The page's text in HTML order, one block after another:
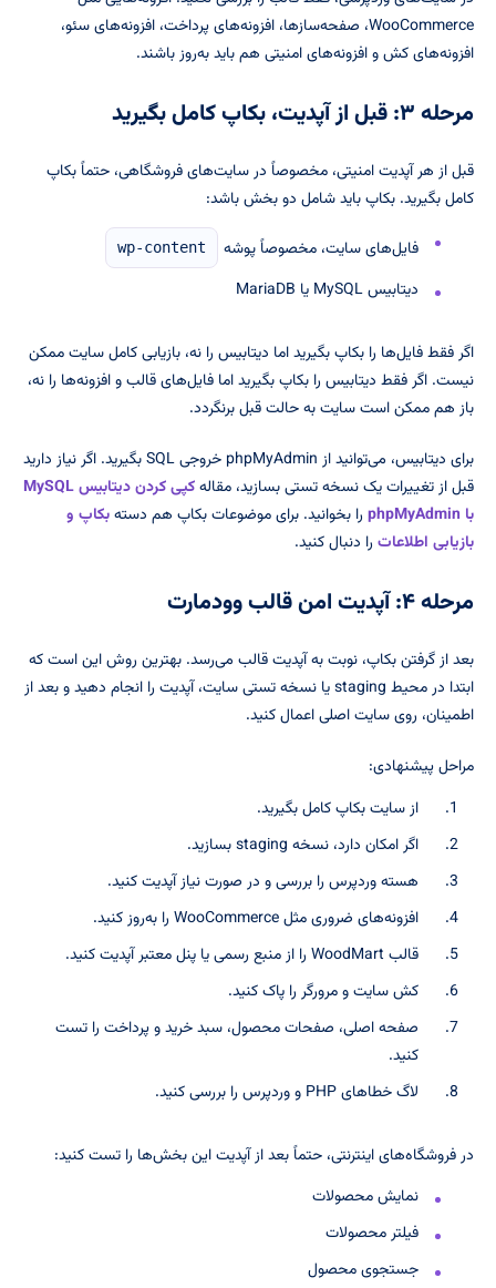
WooCommerce، صفحه‌سازها، افزونه‌های پرداخت، افزونه‌های سئو،
افزونه‌های کش و افزونه‌های امنیتی هم باید به‌روز باشند.
مرحله ۳: قبل از آپدیت، بکاپ کامل بگیرید
قبل از هر آپدیت امنیتی، مخصوصاً در سایت‌های فروشگاهی، حتماً بکاپ
کامل بگیرید. بکاپ باید شامل دو بخش باشد:
فایل‌های سایت، مخصوصاً پوشه wp-content
دیتابیس MySQL یا MariaDB
اگر فقط فایل‌ها را بکاپ بگیرید اما دیتابیس را نه، بازیابی کامل سایت ممکن
نیست. اگر فقط دیتابیس را بکاپ بگیرید اما فایل‌های قالب و افزونه‌ها را نه،
باز هم ممکن است سایت به حالت قبل برنگردد.
برای دیتابیس، می‌توانید از phpMyAdmin خروجی SQL بگیرید. اگر نیاز دارید
قبل از تغییرات یک نسخه تستی بسازید، مقاله
کپی کردن دیتابیس MySQL
با phpMyAdmin
را بخوانید. برای موضوعات بکاپ هم دستهبکاپ و
بازیابی اطلاعات را دنبال کنید.
مرحله ۴: آپدیت امن قالب وودمارت
بعد از گرفتن بکاپ، نوبت به آپدیت قالب می‌رسد. بهترین روش این است که
ابتدا در محیط staging یا نسخه تستی سایت، آپدیت را انجام دهید و بعد از
اطمینان، روی سایت اصلی اعمال کنید.
مراحل پیشنهادی:
از سایت بکاپ کامل بگیرید.
اگر امکان دارد، نسخه staging بسازید.
هسته وردپرس را بررسی و در صورت نیاز آپدیت کنید.
افزونه‌های ضروری مثل WooCommerce را به‌روز کنید.
قالب WoodMart را از منبع رسمی یا پنل معتبر آپدیت کنید.
کش سایت و مرورگر را پاک کنید.
صفحه اصلی، صفحات محصول، سبد خرید و پرداخت را تست
کنید.
لاگ خطاهای PHP و وردپرس را بررسی کنید.
در فروشگاه‌های اینترنتی، حتماً بعد از آپدیت این بخش‌ها را تست کنید:
نمایش محصولات
فیلتر محصولات
جستجوی محصول